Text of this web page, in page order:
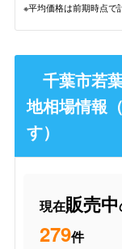
※平均価格は前期時点で
千葉市若
地相場情報
す）
現在販売中
279件